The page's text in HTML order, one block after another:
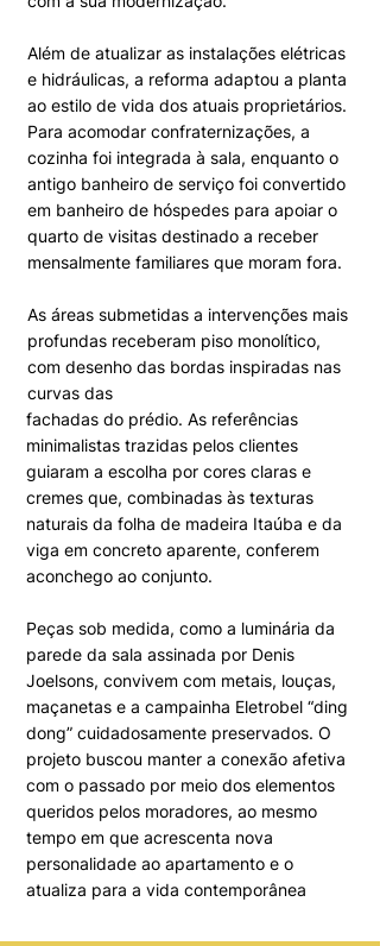
Além de atualizar as instalações elétricas
e hidráulicas, a reforma adaptou a planta
ao estilo de vida dos atuais proprietários.
Para acomodar confraternizações, a
cozinha foi integrada à sala, enquanto o
antigo banheiro de serviço foi convertido
em banheiro de hóspedes para apoiar o
quarto de visitas destinado a receber
mensalmente familiares que moram fora.
As áreas submetidas a intervenções mais
profundas receberam piso monolítico,
com desenho das bordas inspiradas nas
curvas das
fachadas do prédio. As referências
minimalistas trazidas pelos clientes
guiaram a escolha por cores claras e
cremes que, combinadas às texturas
naturais da folha de madeira Itaúba e da
viga em concreto aparente, conferem
aconchego ao conjunto.
Peças sob medida, como a luminária da
parede da sala assinada por Denis
Joelsons, convivem com metais, louças,
maçanetas e a campainha Eletrobel “ding
dong” cuidadosamente preservados. O
projeto buscou manter a conexão afetiva
com o passado por meio dos elementos
queridos pelos moradores, ao mesmo
tempo em que acrescenta nova
personalidade ao apartamento e o
atualiza para a vida contemporânea